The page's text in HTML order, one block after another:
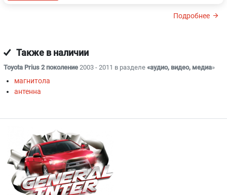
Подробнее
Также в наличии
Toyota Prius 2 поколение 2003 - 2011 в разделе «аудио, видео, медиа»
магнитола
антенна